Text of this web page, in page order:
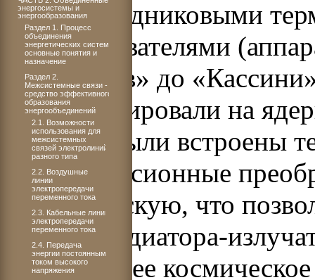
полупроводниковыми
преобразователями
«Пионеров» до
сконцентрировали на
которых были встроены
термоэмиссионные
электрическую, что
и массу радиатора-
окружающее
энергосистемы и
энергообразования
Раздел 1. Процесс
объединения
энергетических систем:
основные понятия и
назначение
Раздел 2.
Межсистемные связи -
средство эффективного
образования
энергообъединений
2.1. Возможности
использования для
межсистемных
связей электролиний
разного типа
2.2. Воздушные
линии
электропередачи
переменного тока
2.3. Кабельные линии
электропередачи
переменного тока
2.4. Передача
энергии постоянным
током высокого
напряжения